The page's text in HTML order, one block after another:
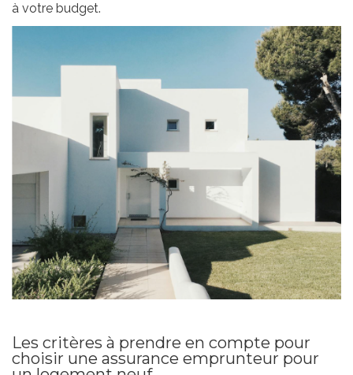
à votre budget.
Les critères à prendre en compte pour
choisir une assurance emprunteur pour